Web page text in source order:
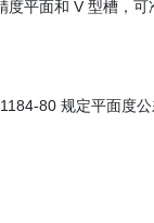
平面和 V 型槽，可
80 规定平面度公